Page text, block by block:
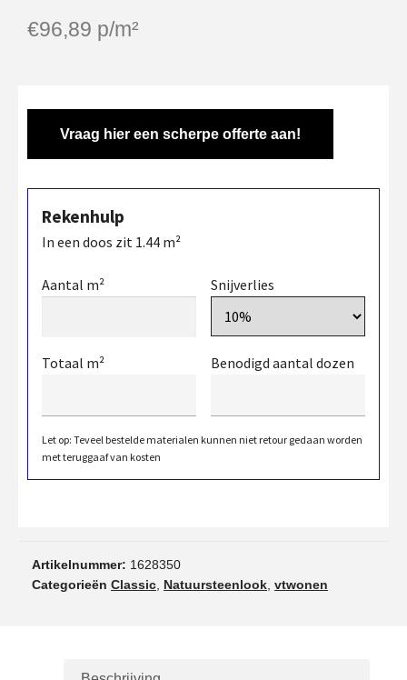
€96,89 p/m²
Vraag hier een scherpe offerte aan!
Rekenhulp
In een doos zit 1.44 m²
Aantal m² Snijverlies
Totaal m² Benodigd aantal dozen
Let op: Teveel bestelde materialen kunnen niet retour gedaan worden
met teruggaaf van kosten
Artikelnummer: 1628350
Categorieën Classic Natuursteenlook vtwonen